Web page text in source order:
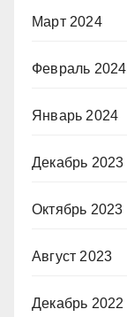
Март 2024
Февраль 2024
Январь 2024
Декабрь 2023
Октябрь 2023
Август 2023
Декабрь 2022